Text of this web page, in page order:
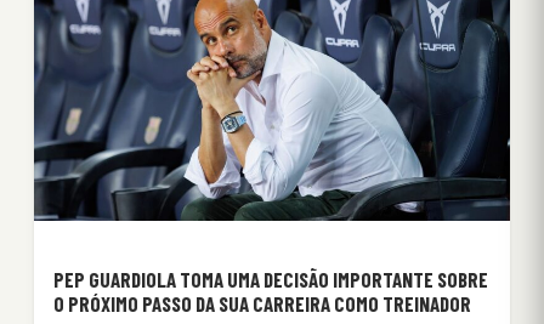
PEP GUARDIOLA TOMA UMA DECISÃO IMPORTANTE SOBRE
O PRÓXIMO PASSO DA SUA CARREIRA COMO TREINADOR